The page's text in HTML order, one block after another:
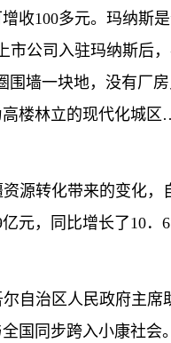
收100多元。玛纳斯
市公司入驻玛纳斯后
围墙一块地，没有厂
高楼林立的现代化城
转化带来的变化，
元，同比增长了10．6
治区人民政府主席
国同步跨入小康社会。